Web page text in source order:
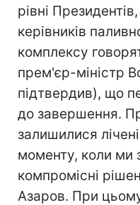
рівні
керівників
комплексу
прем'єр-міністр
підтвердив), що
до завершення.
залишилися
моменту, коли ми
компромісні
Азаров. При